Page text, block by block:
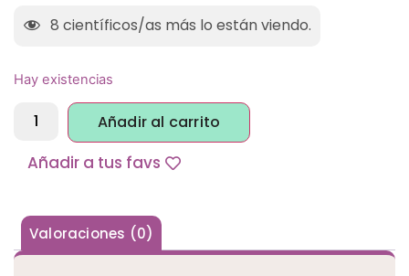
8 científicos/as más lo están viendo.
Hay existencias
Añadir al carrito
Alternative:
Añadir a tus favs
Valoraciones (0)